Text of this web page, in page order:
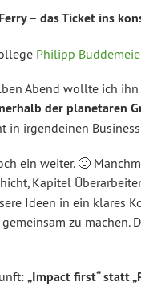
– das Ticket ins
Philipp
Abend wollte ich
der planetaren
irgendeinen Business
ein weiter. 🙂
Kapitel
Ideen in ein klares
zu machen.
„Impact first“ statt